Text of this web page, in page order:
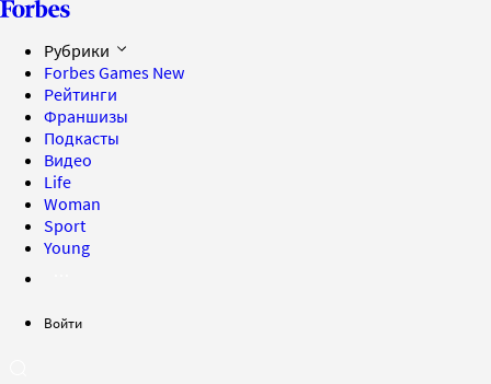
Рубрики
Forbes Games New
Рейтинги
Франшизы
Подкасты
Видео
Life
Woman
Sport
Young
Войти